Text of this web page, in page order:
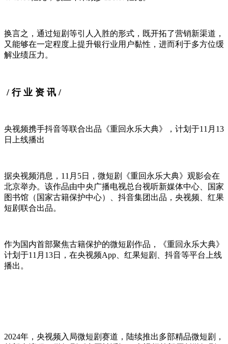
换言之，通过短剧等引人入胜的形式，既开拓了营销新渠道，
又能够在一定程度上提升银行业用户黏性，进而利于多方位缓
解业绩压力。
/ 行 业 资 讯 /
央视频携手抖音等联合出品《重回永乐大典》，计划于11月13
日上线播出
据央视频消息，11月5日，微短剧《重回永乐大典》观影会在
北京举办。该作品由中央广播电视总台视听新媒体中心、国家
图书馆（国家古籍保护中心）、抖音集团出品，央视频、红果
短剧联合出品。
作为国内首部聚焦古籍保护的微短剧作品，《重回永乐大典》
计划于11月13日，在央视频App、红果短剧、抖音等平台上线
播出。
2024年，央视频入局微短剧赛道，陆续推出多部精品微短剧，